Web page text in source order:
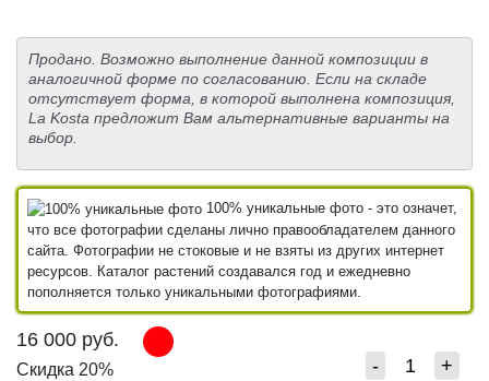
Продано. Возможно выполнение данной композиции в
аналогичной форме по согласованию. Если на складе
отсутствует форма, в которой выполнена композиция,
La Kosta предложит Вам альтернативные варианты на
выбор.
100% уникальные фото - это означет,
что все фотографии сделаны лично правообладателем данного
сайта. Фотографии не стоковые и не взяты из других интернет
ресурсов. Каталог растений создавался год и ежедневно
пополняется только уникальными фотографиями.
16 000 руб.
Скидка 20% - +